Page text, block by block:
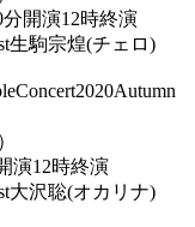
分開演12時終演
生駒宗煌(チェロ)
演12時終演
大沢聡(オカリナ)